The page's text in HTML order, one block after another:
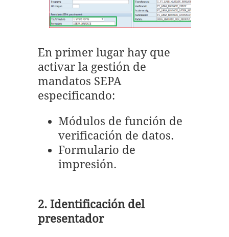
En primer lugar hay que
activar la gestión de
mandatos SEPA
especificando:
Módulos de función de
verificación de datos.
Formulario de
impresión.
2. Identificación del
presentador